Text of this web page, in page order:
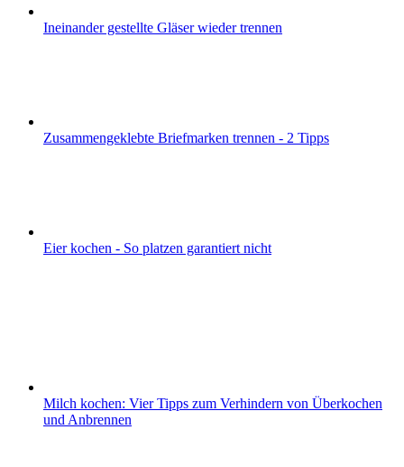
Ineinander gestellte Gläser wieder trennen
Zusammengeklebte Briefmarken trennen - 2 Tipps
Eier kochen - So platzen garantiert nicht
Milch kochen: Vier Tipps zum Verhindern von Überkochen
und Anbrennen